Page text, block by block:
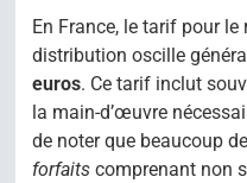
En France, le tarif pour
distribution oscille
euros. Ce tarif inclut
la main-d’œuvre
de noter que beaucoup
forfaitscomprenant non